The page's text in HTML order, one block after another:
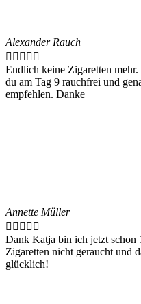
Alexander Rauch
    
Endlich keine Zigaretten
du am Tag 9 rauchfrei und
empfehlen. Danke
Annette Müller
    
Dank Katja bin ich jetzt schon
Zigaretten nicht geraucht und
glücklich!